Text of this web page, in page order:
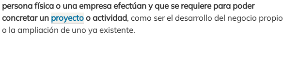
persona física o una empresa efectúan y que se requiere para poder
concretar un proyectoo actividad, como ser el desarrollo del negocio propio
o la ampliación de uno ya existente.